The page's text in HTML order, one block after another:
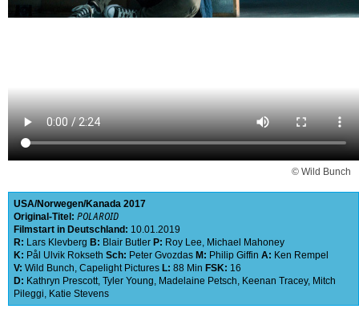
© Wild Bunch
USA Norwegen Kanada 2017
Original-Titel: POLAROID
Filmstart in Deutschland: 10.01.2019
R: Lars Klevberg B: Blair Butler P: Roy Lee, Michael Mahoney
K: Pål Ulvik Rokseth Sch: Peter Gvozdas M: Philip Giffin A: Ken Rempel
V: Wild Bunch, Capelight Pictures L: 88 Min FSK: 16
D: Kathryn Prescott, Tyler Young, Madelaine Petsch, Keenan Tracey, Mitch
Pileggi, Katie Stevens